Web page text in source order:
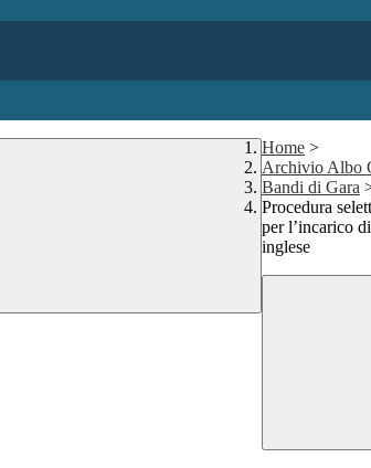
Home >
Archivio Albo
Bandi di Gara
Procedura
per l’incarico
inglese